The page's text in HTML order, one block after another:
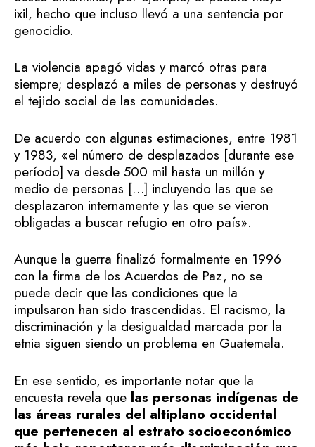
ixil, hecho que incluso llevó a una sentencia por
genocidio.
La violencia apagó vidas y marcó otras para
siempre; desplazó a miles de personas y destruyó
el tejido social de las comunidades.
De acuerdo con algunas estimaciones, entre 1981
y 1983, «el número de desplazados [durante ese
período] va desde 500 mil hasta un millón y
medio de personas […] incluyendo las que se
desplazaron internamente y las que se vieron
obligadas a buscar refugio en otro país».
Aunque la guerra finalizó formalmente en 1996
con la firma de los Acuerdos de Paz, no se
puede decir que las condiciones que la
impulsaron han sido trascendidas. El racismo, la
discriminación y la desigualdad marcada por la
etnia siguen siendo un problema en Guatemala.
En ese sentido, es importante notar que la
encuesta revela que las personas indígenas de
las áreas rurales del altiplano occidental
que pertenecen al estrato socioeconómico